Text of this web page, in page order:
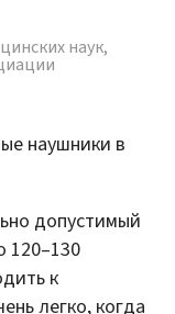
наук,
наушники в
допустимый
120–130
к
легко, когда